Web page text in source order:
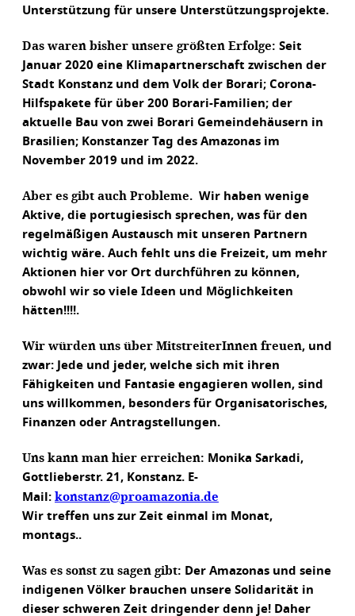
Unterstützung für unsere Unterstützungsprojekte.
Das waren bisher unsere größten Erfolge: Seit
Januar 2020 eine Klimapartnerschaft zwischen der
Stadt Konstanz und dem Volk der Borari; Corona-
Hilfspakete für über 200 Borari-Familien; der
aktuelle Bau von zwei Borari Gemeindehäusern in
Brasilien; Konstanzer Tag des Amazonas im
November 2019 und im 2022.
Aber es gibt auch Probleme. Wir haben wenige
Aktive, die portugiesisch sprechen, was für den
regelmäßigen Austausch mit unseren Partnern
wichtig wäre. Auch fehlt uns die Freizeit, um mehr
Aktionen hier vor Ort durchführen zu können,
obwohl wir so viele Ideen und Möglichkeiten
hätten!!!!.
Wir würden uns über MitstreiterInnen freuen, und
zwar: Jede und jeder, welche sich mit ihren
Fähigkeiten und Fantasie engagieren wollen, sind
uns willkommen, besonders für Organisatorisches,
Finanzen oder Antragstellungen.
Uns kann man hier erreichen: Monika Sarkadi,
Gottlieberstr. 21, Konstanz. E-
Mail: konstanz@proamazonia.de
Wir treffen uns zur Zeit einmal im Monat,
montags..
Was es sonst zu sagen gibt: Der Amazonas und seine
indigenen Völker brauchen unsere Solidarität in
dieser schweren Zeit dringender denn je! Daher